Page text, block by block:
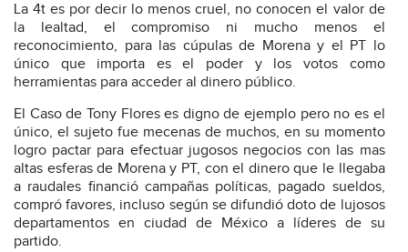
La 4t es por decir lo menos cruel, no conocen el valor de
la lealtad, el compromiso ni mucho menos el
reconocimiento, para las cúpulas de Morena y el PT lo
único que importa es el poder y los votos como
herramientas para acceder al dinero público.
El Caso de Tony Flores es digno de ejemplo pero no es el
único, el sujeto fue mecenas de muchos, en su momento
logro pactar para efectuar jugosos negocios con las mas
altas esferas de Morena y PT, con el dinero que le llegaba
a raudales financió campañas políticas, pagado sueldos,
compró favores, incluso según se difundió doto de lujosos
departamentos en ciudad de México a líderes de su
partido.